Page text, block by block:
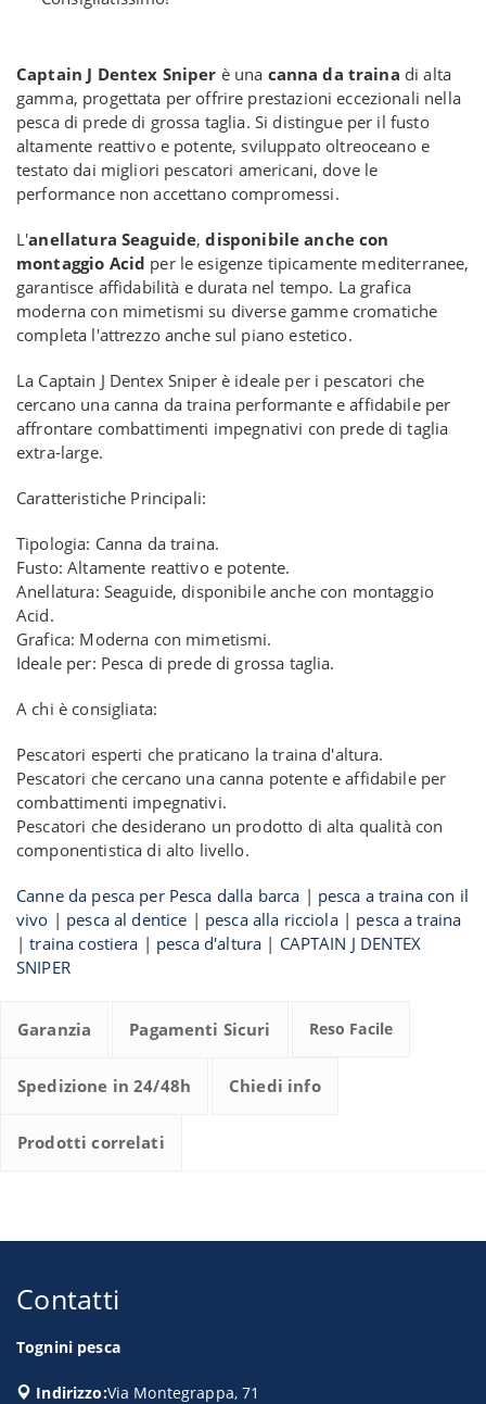
Captain J Dentex Sniper è una canna da traina di alta
gamma, progettata per offrire prestazioni eccezionali nella
pesca di prede di grossa taglia. Si distingue per il fusto
altamente reattivo e potente, sviluppato oltreoceano e
testato dai migliori pescatori americani, dove le
performance non accettano compromessi.
L'anellatura Seaguide,disponibile anche con
montaggio Acid per le esigenze tipicamente mediterranee,
garantisce affidabilità e durata nel tempo. La grafica
moderna con mimetismi su diverse gamme cromatiche
completa l'attrezzo anche sul piano estetico.
La Captain J Dentex Sniper è ideale per i pescatori che
cercano una canna da traina performante e affidabile per
affrontare combattimenti impegnativi con prede di taglia
extra-large.
Caratteristiche Principali:
Tipologia: Canna da traina.
Fusto: Altamente reattivo e potente.
Anellatura: Seaguide, disponibile anche con montaggio
Acid.
Grafica: Moderna con mimetismi.
Ideale per: Pesca di prede di grossa taglia.
A chi è consigliata:
Pescatori esperti che praticano la traina d'altura.
Pescatori che cercano una canna potente e affidabile per
combattimenti impegnativi.
Pescatori che desiderano un prodotto di alta qualità con
componentistica di alto livello.
Canne da pesca per Pesca dalla barca | pesca a traina con il
vivo | pesca al dentice | pesca alla ricciola| pesca a traina
|traina costiera | pesca d'altura | CAPTAIN J DENTEX
SNIPER
Garanzia Pagamenti Sicuri Reso Facile
Spedizione in 24/48h Chiedi info
Prodotti correlati
Contatti
Tognini pesca
Indirizzo:Via Montegrappa, 71